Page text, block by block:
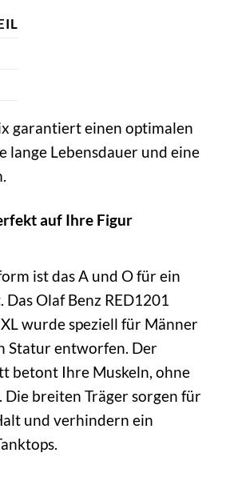
garantiert einen optimalen
lange Lebensdauer und eine
auf Ihre Figur
ist das A und O für ein
Olaf Benz RED1201
wurde speziell für Männer
Statur entworfen. Der
betont Ihre Muskeln, ohne
Die breiten Träger sorgen für
und verhindern ein